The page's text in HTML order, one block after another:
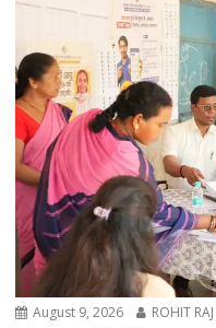
August 9, 2026 ROHIT RAJ